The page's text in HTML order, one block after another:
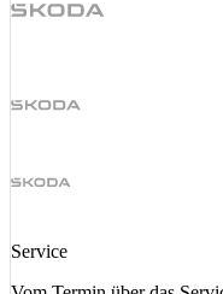
Service